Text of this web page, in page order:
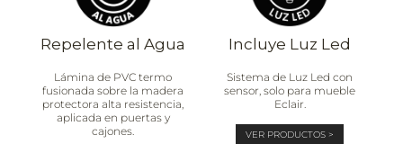
Repelente al Agua
Lámina de PVC termo
fusionada sobre la madera
protectora alta resistencia,
aplicada en puertas y
cajones.
Incluye Luz Led
Sistema de Luz Led con
sensor, solo para mueble
Eclair.
VER PRODUCTOS >